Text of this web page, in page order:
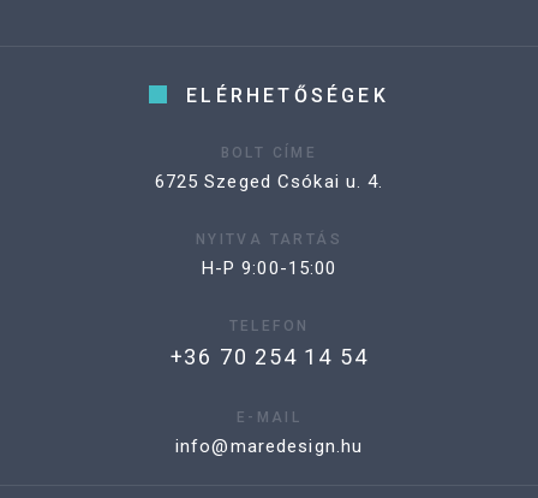
ELÉRHETŐSÉGEK
BOLT CÍME
6725 Szeged Csókai u. 4.
NYITVA TARTÁS
H-P 9:00-15:00
TELEFON
+36 70 254 14 54
E-MAIL
info@maredesign.hu